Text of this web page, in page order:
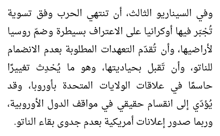
وفي السيناريو الثالث، أن تنتهي الحرب وفق تسوية
تُجْبَر فيها أوكرانيا على الاعتراف بسيطرة وضمّ روسيا
لأراضيها، وأن تُقدّم التعهدات المطلوبة بعدم الانضمام
للناتو، وأن تَقبل بحياديتها، وهو ما يُحْدِث تغييرًا
حاسمًا في علاقات الولايات المتحدة بأوروبا، وقد
يُؤدّي إلى انقسام حقيقي في مواقف الدول الأوروبية،
وربما صدور إعلانات أمريكية بعدم جدوى بقاء الناتو.